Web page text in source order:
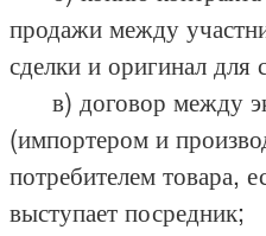
продажи между
сделки и оригинал для
в) договор между
(импортером и
потребителем товара,
выступает посредник;